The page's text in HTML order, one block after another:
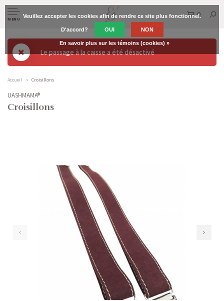
MENU
0
Le passage à la caisse a été désactivé
Accueil Croisillons
UASHMAMA®
Croisillons
Veuillez accepter les cookies afin de rendre ce site plus fonctionnel.
D'accord? OUI NON
En savoir plus sur les témoins (cookies) »